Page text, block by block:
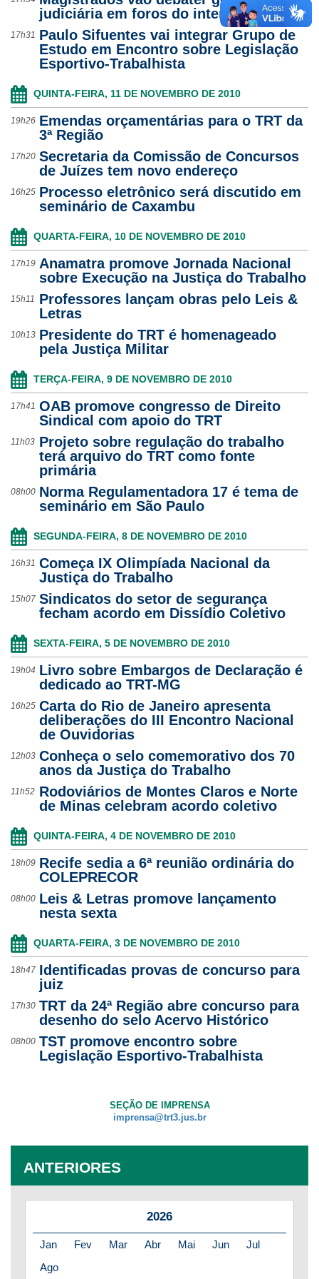
judiciária em foros do interior
17h31 Paulo Sifuentes vai integrar Grupo de
Estudo em Encontro sobre Legislação
Esportivo-Trabalhista
QUINTA-FEIRA, 11 DE NOVEMBRO DE 2010
19h26 Emendas orçamentárias para o TRT da
3ª Região
17h20 Secretaria da Comissão de Concursos
de Juízes tem novo endereço
16h25 Processo eletrônico será discutido em
seminário de Caxambu
QUARTA-FEIRA, 10 DE NOVEMBRO DE 2010
17h19 Anamatra promove Jornada Nacional
sobre Execução na Justiça do Trabalho
15h11
Professores lançam obras pelo Leis &
Letras
10h13 Presidente do TRT é homenageado
pela Justiça Militar
TERÇA-FEIRA, 9 DE NOVEMBRO DE 2010
17h41 OAB promove congresso de Direito
Sindical com apoio do TRT
11h03 Projeto sobre regulação do trabalho
terá arquivo do TRT como fonte
primária
08h00 Norma Regulamentadora 17 é tema de
seminário em São Paulo
SEGUNDA-FEIRA, 8 DE NOVEMBRO DE 2010
16h31 Começa IX Olimpíada Nacional da
Justiça do Trabalho
15h07 Sindicatos do setor de segurança
fecham acordo em Dissídio Coletivo
SEXTA-FEIRA, 5 DE NOVEMBRO DE 2010
19h04 Livro sobre Embargos de Declaração é
dedicado ao TRT-MG
16h25 Carta do Rio de Janeiro apresenta
deliberações do III Encontro Nacional
de Ouvidorias
12h03 Conheça o selo comemorativo dos 70
anos da Justiça do Trabalho
11h52 Rodoviários de Montes Claros e Norte
de Minas celebram acordo coletivo
QUINTA-FEIRA, 4 DE NOVEMBRO DE 2010
18h09 Recife sedia a 6ª reunião ordinária do
COLEPRECOR
08h00 Leis & Letras promove lançamento
nesta sexta
QUARTA-FEIRA, 3 DE NOVEMBRO DE 2010
18h47 Identificadas provas de concurso para
juiz
17h30 TRT da 24ª Região abre concurso para
desenho do selo Acervo Histórico
08h00 TST promove encontro sobre
Legislação Esportivo-Trabalhista
SEÇÃO DE IMPRENSA
imprensa@trt3.jus.br
ANTERIORES
2026
Jan Fev Mar Abr Mai Jun
Jul
Ago